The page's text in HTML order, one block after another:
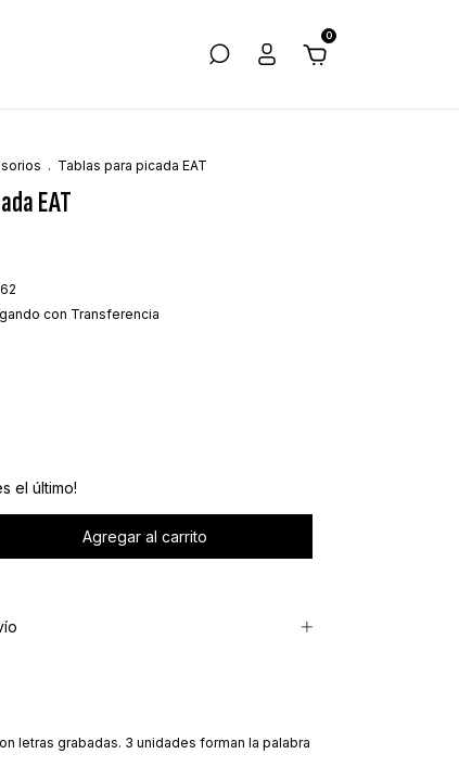
0
. Tablas para picada EAT
EAT
con Transferencia
el último!
letras grabadas. 3 unidades forman la palabra